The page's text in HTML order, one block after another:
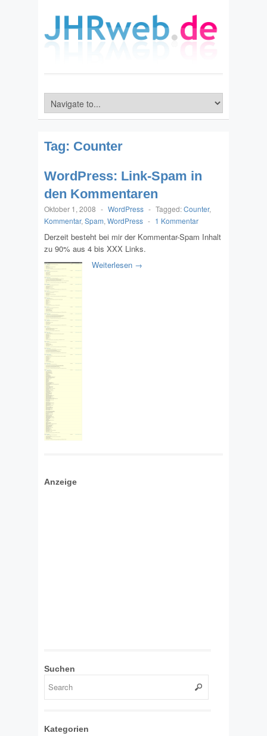
Tag: Counter
WordPress: Link-Spam in
den Kommentaren
Oktober 1, 2008 - WordPress - Tagged:Counter,
Kommentar, Spam, WordPress - 1 Kommentar
Derzeit besteht bei mir der Kommentar-Spam Inhalt
zu 90% aus 4 bis XXX Links.
Weiterlesen →
Anzeige
Suchen
Kategorien